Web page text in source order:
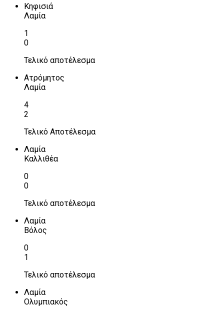
Κηφισιά
Λαμία
1
0
Τελικό αποτέλεσμα
Ατρόμητος
Λαμία
4
2
Τελικό Αποτέλεσμα
Λαμία
Καλλιθέα
0
0
Τελικό αποτέλεσμα
Λαμία
Βόλος
0
1
Τελικό αποτέλεσμα
Λαμία
Ολυμπιακός